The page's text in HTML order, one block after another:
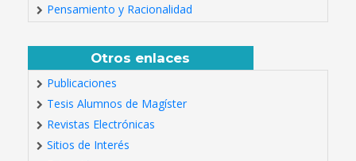
Pensamiento y Racionalidad
Otros enlaces
Publicaciones
Tesis Alumnos de Magíster
Revistas Electrónicas
Sitios de Interés